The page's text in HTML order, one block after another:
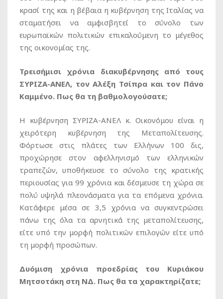
κρασί της και η βέβαια η κυβέρνηση της Ιταλίας να
σταματήσει να αμφισβητεί το σύνολο των
ευρωπαϊκών πολιτικών επικαλούμενη το μέγεθος
της οικονομίας της.
Τρεισήμισι χρόνια διακυβέρνησης από τους
ΣΥΡΙΖΑ-ΑΝΕΛ, τον Αλέξη Τσίπρα και τον Πάνο
Καμμένο. Πως θα τη βαθμολογούσατε;
Η κυβέρνηση ΣΥΡΙΖΑ-ΑΝΕΛ κ. Οικονόμου είναι η
χειρότερη κυβέρνηση της Μεταπολίτευσης.
Φόρτωσε στις πλάτες των Ελλήνων 100 δις,
προχώρησε στον αφελληνισμό των ελληνικών
τραπεζών, υποθήκευσε το σύνολο της κρατικής
περιουσίας για 99 χρόνια και δέσμευσε τη χώρα σε
πολύ υψηλά πλεονάσματα για τα επόμενα χρόνια.
Κατάφερε μέσα σε 3,5 χρόνια να συγκεντρώσει
πάνω της όλα τα αρνητικά της μεταπολίτευσης,
είτε υπό την μορφή πολιτικών επιλογών είτε υπό
τη μορφή προσώπων.
Δυόμιση χρόνια προεδρίας του Κυριάκου
Μητσοτάκη στη ΝΔ. Πως θα τα χαρακτηρίζατε;